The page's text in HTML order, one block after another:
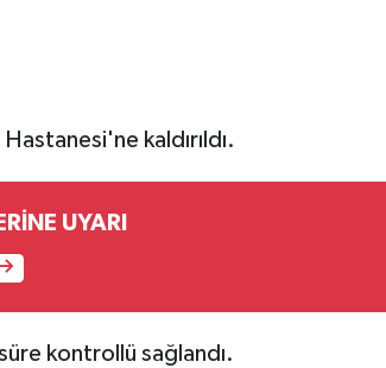
kaldırıldı.
UYARI
kontrollü sağlandı.